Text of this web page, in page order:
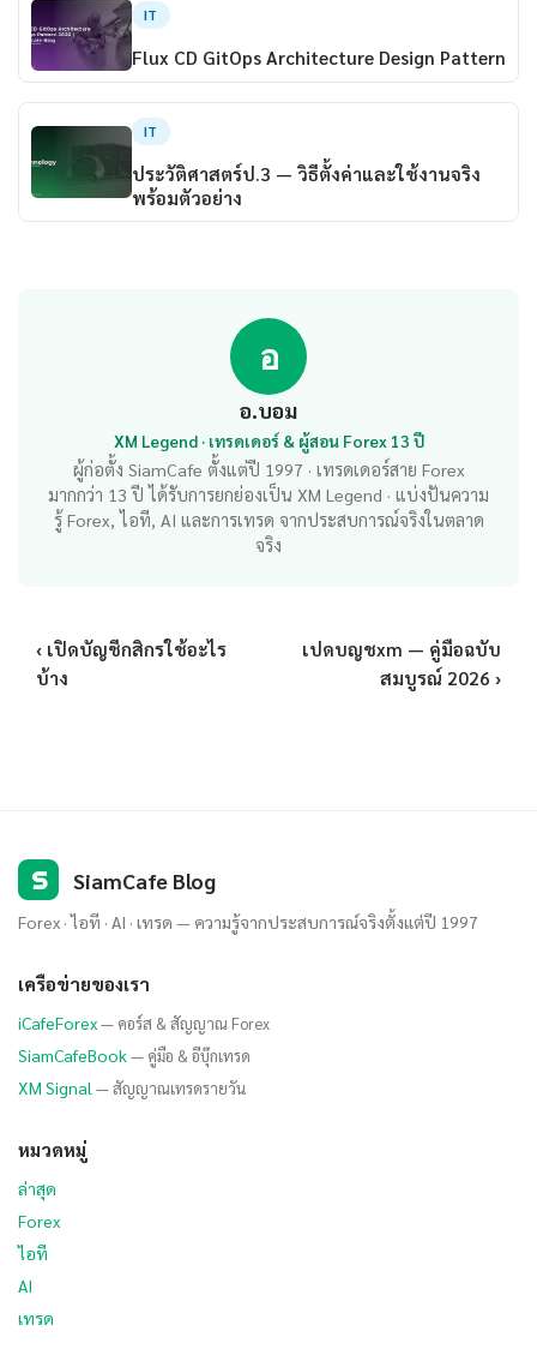
IT
Flux CD GitOps Architecture Design Pattern
IT
ประวัติศาสตร์ป.3 — วิธีตั้งค่าและใช้งานจริง
พร้อมตัวอย่าง
อ
อ.บอม
XM Legend · เทรดเดอร์ & ผู้สอน Forex 13 ปี
ผู้ก่อตั้ง SiamCafe ตั้งแต่ปี 1997 · เทรดเดอร์สาย Forex
มากกว่า 13 ปี ได้รับการยกย่องเป็น XM Legend · แบ่งปันความ
รู้ Forex, ไอที, AI และการเทรด จากประสบการณ์จริงในตลาด
จริง
‹ เปิดบัญชีกสิกรใช้อะไร
บ้าง
เปดบญชxm — คู่มือฉบับ
สมบูรณ์ 2026 ›
S SiamCafe Blog
Forex · ไอที · AI · เทรด — ความรู้จากประสบการณ์จริงตั้งแต่ปี 1997
เครือข่ายของเรา
iCafeForex— คอร์ส & สัญญาณ Forex
SiamCafeBook— คู่มือ & อีบุ๊กเทรด
XM Signal — สัญญาณเทรดรายวัน
หมวดหมู่
ล่าสุด
Forex
ไอที
AI
เทรด